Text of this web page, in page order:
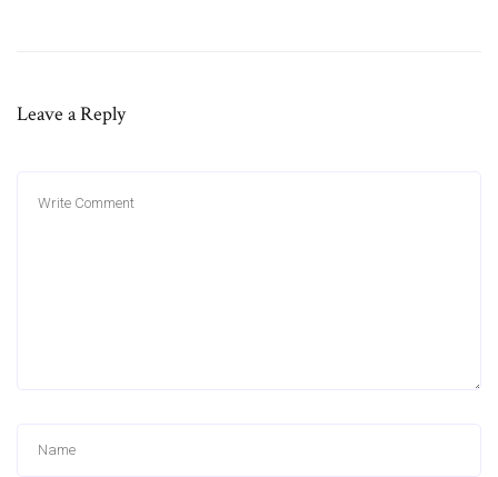
Leave a Reply